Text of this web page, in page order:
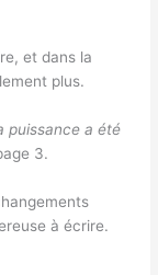
et dans la
plus.
puissance a été
3.
à écrire.